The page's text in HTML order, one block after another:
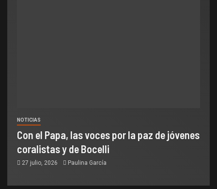
NOTICIAS
Con el Papa, las voces por la paz de jóvenes
coralistas y de Bocelli
27 julio, 2026 Paulina García